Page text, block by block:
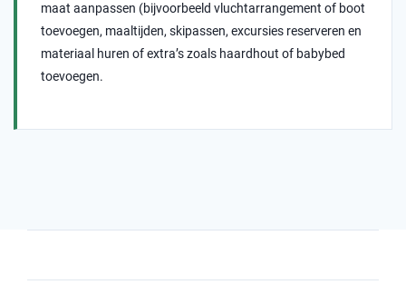
maat aanpassen (bijvoorbeeld vluchtarrangement of boot
toevoegen, maaltijden, skipassen, excursies reserveren en
materiaal huren of extra’s zoals haardhout of babybed
toevoegen.